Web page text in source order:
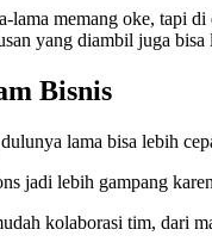
lama memang oke, tapi
yang diambil juga
Bisnis
lama bisa lebih
jadi lebih gampang
kolaborasi tim, dari